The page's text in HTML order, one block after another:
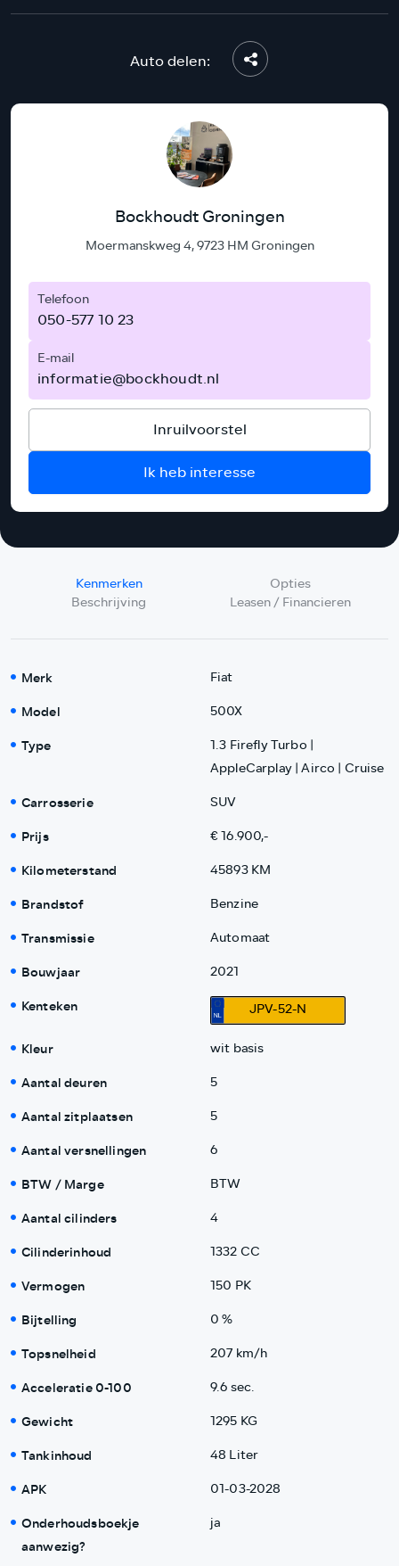
Auto delen:
Bockhoudt Groningen
Moermanskweg 4, 9723 HM Groningen
Telefoon
050-577 10 23
E-mail
informatie@bockhoudt.nl
Inruilvoorstel
Ik heb interesse
Kenmerken
Opties
Beschrijving
Leasen / Financieren
Merk Fiat
Model 500X
Type
1.3 Firefly Turbo |
AppleCarplay | Airco | Cruise
Carrosserie SUV
Prijs € 16.900,-
Kilometerstand 45893 KM
Brandstof Benzine
Transmissie Automaat
Bouwjaar 2021
Kenteken JPV-52-N
Kleur wit basis
Aantal deuren 5
Aantal zitplaatsen 5
Aantal versnellingen 6
BTW / Marge BTW
Aantal cilinders 4
Cilinderinhoud 1332 CC
Vermogen 150 PK
Bijtelling 0 %
Topsnelheid 207 km/h
Acceleratie 0-100 9.6 sec.
Gewicht 1295 KG
Tankinhoud 48 Liter
APK 01-03-2028
Onderhoudsboekje
aanwezig?
ja